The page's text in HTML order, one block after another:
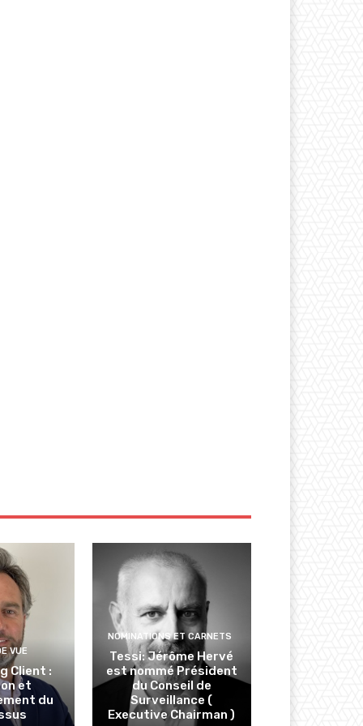
VUE
Client :
et
du
NOMINATIONS ET CARNETS
Tessi: Jérôme Hervé
est nommé Président
du Conseil de
Surveillance (
Executive Chairman )